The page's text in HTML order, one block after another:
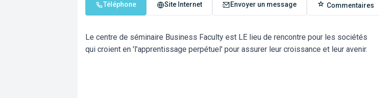
Téléphone Site Internet Envoyer un message Commentaires
Le centre de séminaire Business Faculty est LE lieu de rencontre pour les sociétés
qui croient en 'l'apprentissage perpétuel' pour assurer leur croissance et leur avenir.